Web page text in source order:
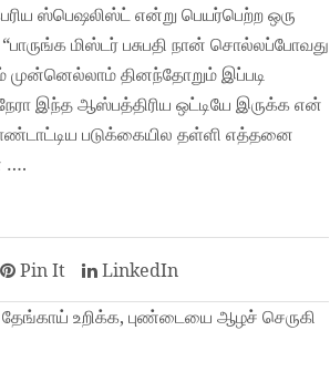
ஸ்பெஷலிஸ்ட் என்று பெயர்பெற்ற ஒரு
மிஸ்டர் பசுபதி நான் சொல்லப்போவது
தினந்தோறும் இப்படி
இந்த ஆஸ்பத்திரிய ஒட்டியே இருக்க என்
படுக்கையில தள்ளி எத்தனை
….
Pin It
LinkedIn
உறிக்க, புண்டையை ஆழச் செருகி